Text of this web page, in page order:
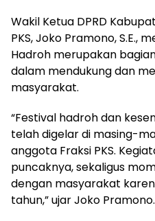
Wakil Ketua DPRD
PKS, Joko Pramono, S.E.,
Hadroh merupakan
dalam mendukung dan
masyarakat.
“Festival hadroh dan
telah digelar di masing-
anggota Fraksi PKS.
puncaknya, sekaligus
dengan masyarakat
tahun,” ujar Joko Pramono.